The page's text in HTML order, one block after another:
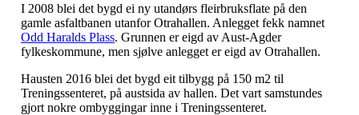
I 2008 blei det bygd ei ny utandørs fleirbruksflate på den
gamle asfaltbanen utanfor Otrahallen. Anlegget fekk namnet
Odd Haralds Plass. Grunnen er eigd av Aust-Agder
fylkeskommune, men sjølve anlegget er eigd av Otrahallen.
Hausten 2016 blei det bygd eit tilbygg på 150 m2 til
Treningssenteret, på austsida av hallen. Det vart samstundes
gjort nokre ombyggingar inne i Treningssenteret.